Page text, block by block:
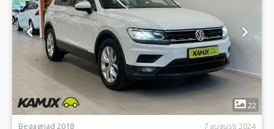
1
22
Begagnad 2018
7 augusti 2024